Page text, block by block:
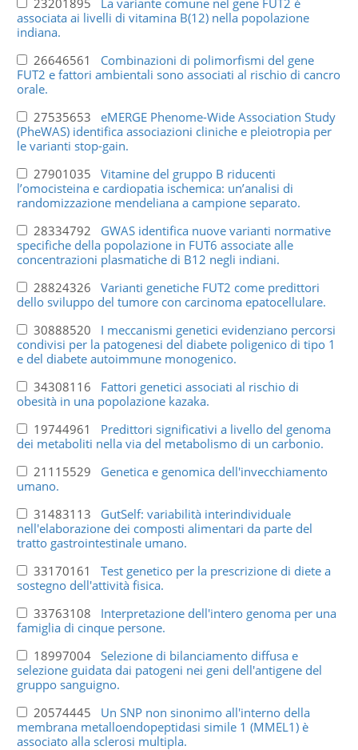
associata ai livelli di vitamina B(12) nella popolazione
indiana.
26646561 Combinazioni di polimorfismi del gene
FUT2 e fattori ambientali sono associati al rischio di cancro
orale.
27535653 eMERGE Phenome-Wide Association Study
(PheWAS) identifica associazioni cliniche e pleiotropia per
le varianti stop-gain.
27901035 Vitamine del gruppo B riducenti
l’omocisteina e cardiopatia ischemica: un’analisi di
randomizzazione mendeliana a campione separato.
28334792 GWAS identifica nuove varianti normative
specifiche della popolazione in FUT6 associate alle
concentrazioni plasmatiche di B12 negli indiani.
28824326 Varianti genetiche FUT2 come predittori
dello sviluppo del tumore con carcinoma epatocellulare.
30888520 I meccanismi genetici evidenziano percorsi
condivisi per la patogenesi del diabete poligenico di tipo 1
e del diabete autoimmune monogenico.
34308116 Fattori genetici associati al rischio di
obesità in una popolazione kazaka.
19744961 Predittori significativi a livello del genoma
dei metaboliti nella via del metabolismo di un carbonio.
21115529 Genetica e genomica dell'invecchiamento
umano.
31483113 GutSelf: variabilità interindividuale
nell'elaborazione dei composti alimentari da parte del
tratto gastrointestinale umano.
33170161 Test genetico per la prescrizione di diete a
sostegno dell'attività fisica.
33763108 Interpretazione dell'intero genoma per una
famiglia di cinque persone.
18997004 Selezione di bilanciamento diffusa e
selezione guidata dai patogeni nei geni dell'antigene del
gruppo sanguigno.
20574445 Un SNP non sinonimo all'interno della
membrana metalloendopeptidasi simile 1 (MMEL1) è
associato alla sclerosi multipla.